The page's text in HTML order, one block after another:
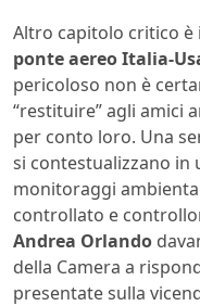
Altro capitolo critico
ponte aereo Italia-
pericoloso non è
“restituire” agli amici
per conto loro. Una
si contestualizzano in
monitoraggi
controllato e
Andrea Orlando
della Camera a
presentate sulla